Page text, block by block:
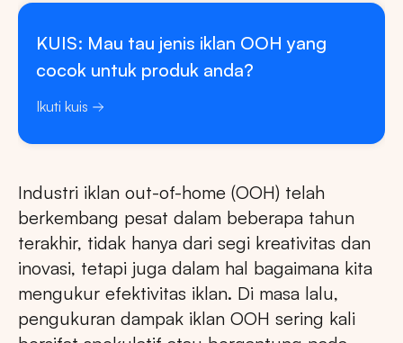
KUIS: Mau tau jenis iklan OOH yang
cocok untuk produk anda?
Ikuti kuis
Industri iklan out-of-home (OOH) telah
berkembang pesat dalam beberapa tahun
terakhir, tidak hanya dari segi kreativitas dan
inovasi, tetapi juga dalam hal bagaimana kita
mengukur efektivitas iklan. Di masa lalu,
pengukuran dampak iklan OOH sering kali